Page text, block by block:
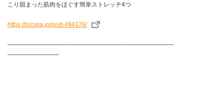
こり固まった筋肉をほぐす簡単ストレッチ4つ
https://bizspa.jp/post-494378/
——————————–————————–————————–
————————–